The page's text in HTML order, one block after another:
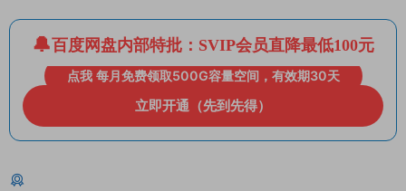
百度网盘内部特批：SVIP会员直降最低100元
点我 每月免费领取500G容量空间，有效期30天
立即开通（先到先得）